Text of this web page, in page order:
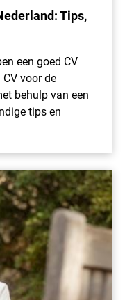
Tips,
een goed CV
voor de
behulp van een
tips en